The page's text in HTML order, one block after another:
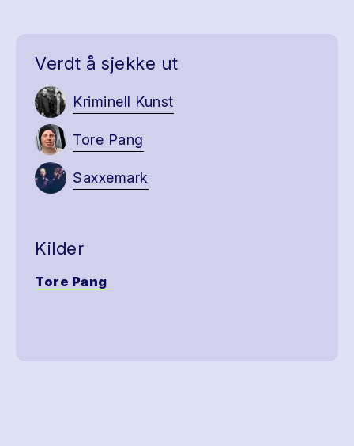
Verdt å sjekke ut
Kriminell Kunst
Tore Pang
Saxxemark
Kilder
Tore Pang